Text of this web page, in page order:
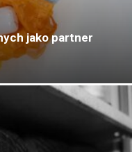
jako partner